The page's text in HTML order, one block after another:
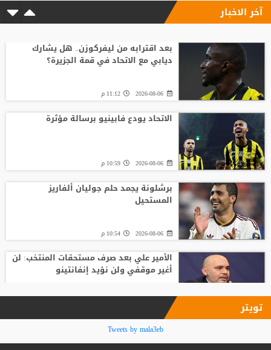
آخر الاخبار
بعد اقترابه من ليفركوزن.. هل يشارك
ديابي مع الاتحاد في قمة الجزيرة؟
2026-08-06 11:12 م
الاتحاد يودع فابينيو برسالة مؤثرة
2026-08-06 10:59 م
برشلونة يجمد حلم جوليان ألفاريز
المستحيل
2026-08-06 10:54 م
الأمير علي بعد صرف مستحقات المنتخب: لن
أغير موقفي ولن نؤيد إنفانتينو
فينيسيوس جونيور يمدد عقده مع ريال
مدريد حتى 2032
تويتر
Tweets by mala3eb